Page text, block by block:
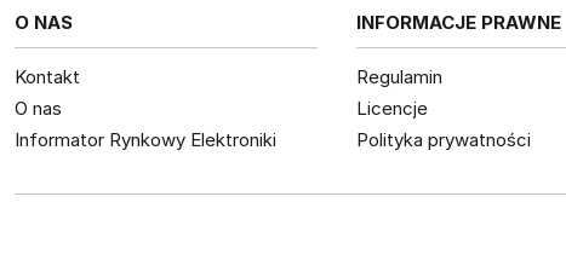
O NAS
Kontakt
O nas
Informator Rynkowy Elektroniki
INFORMACJE PRAWNE
Regulamin
Licencje
Polityka prywatności